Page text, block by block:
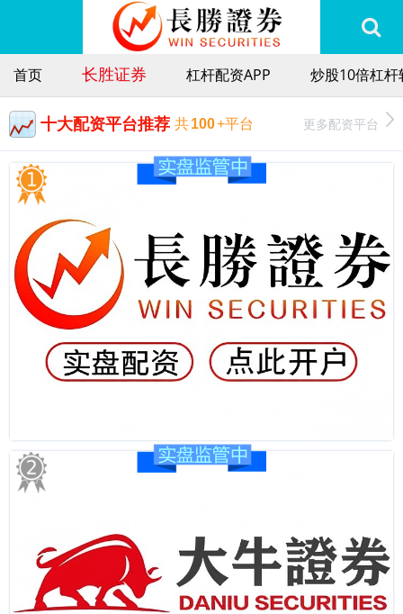
首页 长胜证券 杠杆配资APP 炒股10倍杠杆
十大配资平台推荐 共100+平台 更多配资平台